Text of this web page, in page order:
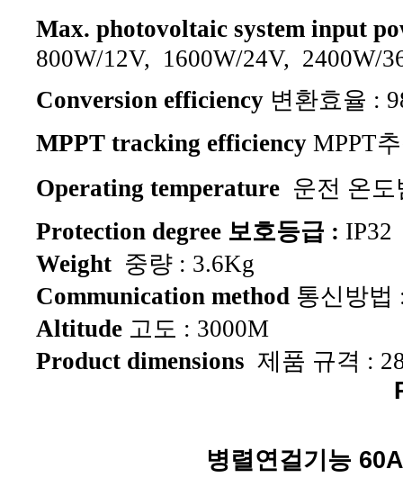
Max. photovoltaic system input
800W/12V, 1600W/24V, 2400W/
Conversion efficiency 변환효율 :
MPPT tracking efficiency MPPT
Operating temperature 운전 온
Protection degree 보호등급 : IP32
Weight 중량 : 3.6Kg
Communication method 통신방법
Altitude 고도 : 3000M
Product dimensions 제품 규격 :
병렬연걸기능